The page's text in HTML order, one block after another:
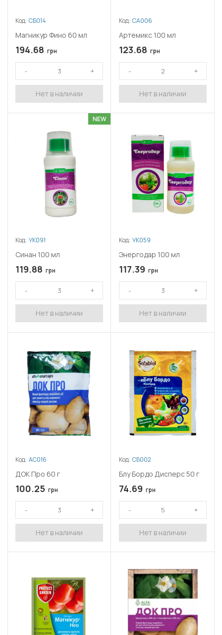
Код: СБ014
Магникур Фино 60 мл
194.68 грн
Нет в наличии
Код: СА006
Артемикс 100 мл
123.68 грн
Нет в наличии
NEW
Код: УК091
Синан 100 мл
119.88 грн
Нет в наличии
Код: УК059
Энергодар 100 мл
117.39 грн
Нет в наличии
Код: АС016
ДОК Про 60 г
100.25 грн
Нет в наличии
Код: СБ002
Блу Бордо Дисперс 50 г
74.69 грн
Нет в наличии